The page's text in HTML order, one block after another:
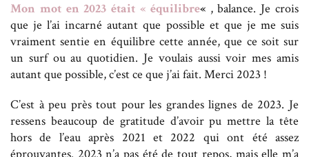
Mon mot en 2023 était « équilibre« , balance. Je crois
que je l’ai incarné autant que possible et que je me suis
vraiment sentie en équilibre cette année, que ce soit sur
un surf ou au quotidien. Je voulais aussi voir mes amis
autant que possible, c’est ce que j’ai fait. Merci 2023 !
C’est à peu près tout pour les grandes lignes de 2023. Je
ressens beaucoup de gratitude d’avoir pu mettre la tête
hors de l’eau après 2021 et 2022 qui ont été assez